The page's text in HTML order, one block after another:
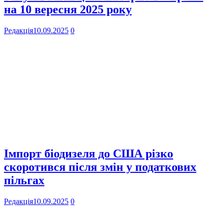
на 10 вересня 2025 року
Редакція10.09.2025 0
Імпорт біодизеля до США різко
скоротився після змін у податкових
пільгах
Редакція10.09.2025 0